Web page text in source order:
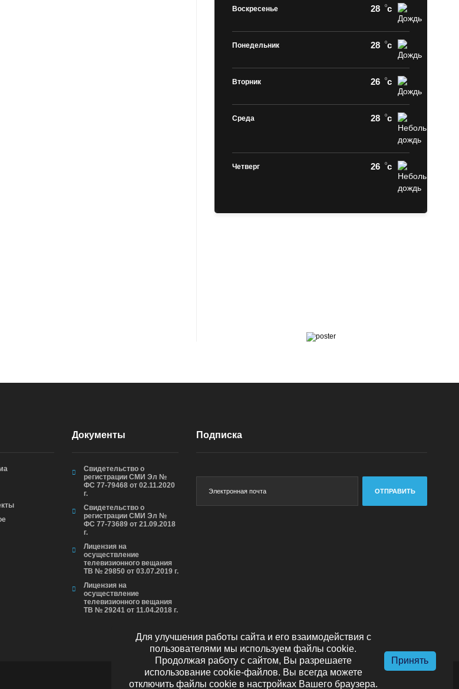
Воскресенье 28 c
Понедельник 28 c
Вторник 26 c
Среда 28 c
Четверг 26 c
Документы
Свидетельство о
регистрации СМИ Эл №
ФС 77-79468 от 02.11.2020
г.
Свидетельство о
регистрации СМИ Эл №
ФС 77-73689 от 21.09.2018
г.
Лицензия на
осуществление
телевизионного вещания
ТВ № 29850 от 03.07.2019 г.
Лицензия на
осуществление
телевизионного вещания
ТВ № 29241 от 11.04.2018 г.
Подписка
ОТПРАВИТЬ
Для улучшения работы сайта и его взаимодействия с
пользователями мы используем файлы cookie.
Продолжая работу с сайтом, Вы разрешаете
использование cookie-файлов. Вы всегда можете
отключить файлы cookie в настройках Вашего браузера.
Принять